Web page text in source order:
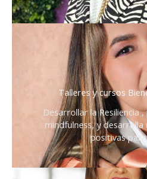
Talleres y cursos
Desarrollar la Resiliencia
mindfulness, y desarrolla
positivas